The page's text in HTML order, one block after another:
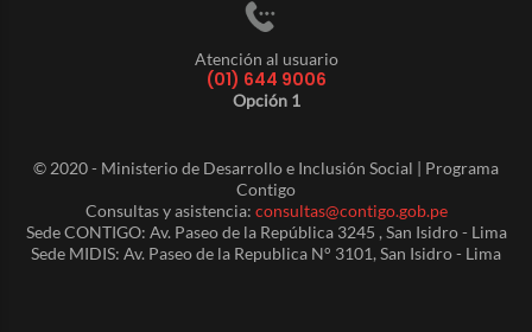
Atención al usuario
(01) 644 9006
Opción 1
© 2020 - Ministerio de Desarrollo e Inclusión Social | Programa
Contigo
Consultas y asistencia: consultas@contigo.gob.pe
Sede CONTIGO: Av. Paseo de la República 3245 , San Isidro - Lima
Sede MIDIS: Av. Paseo de la Republica N° 3101, San Isidro - Lima